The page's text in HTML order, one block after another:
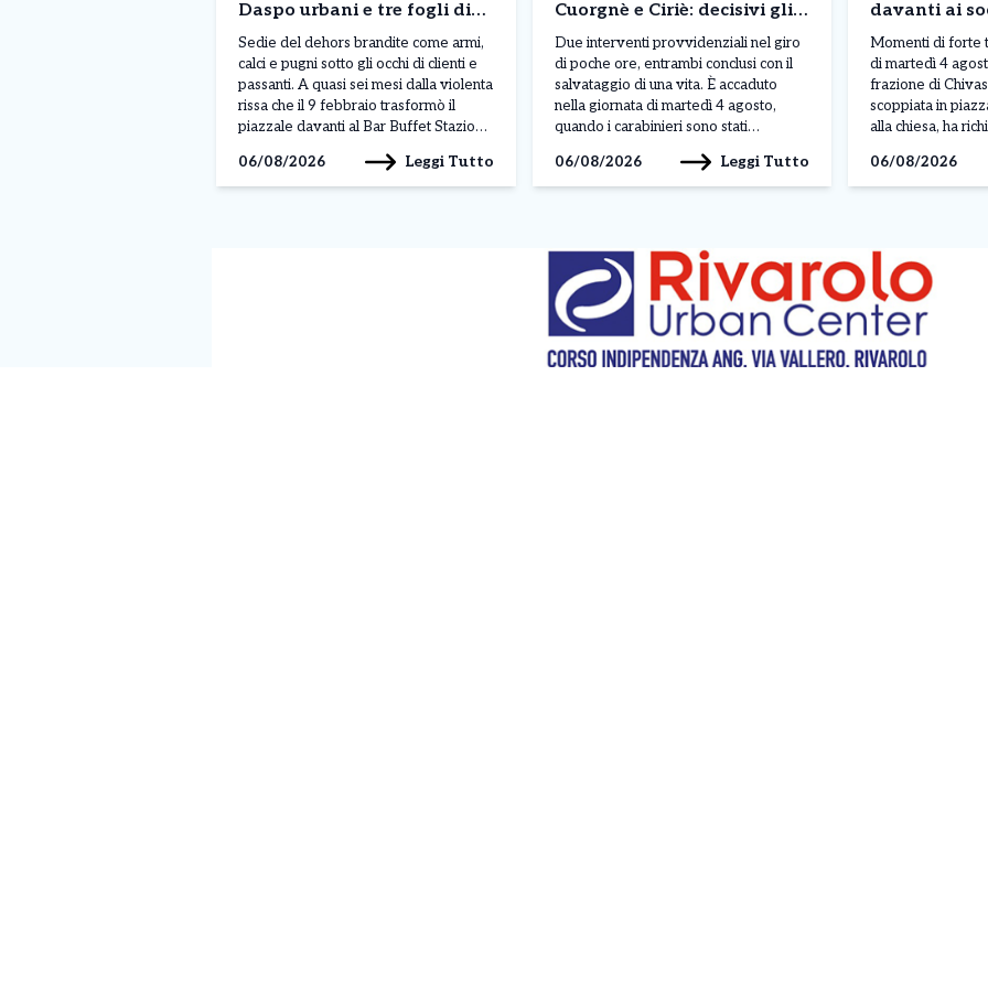
Daspo urbani e tre fogli di
via per sette giovani
Sedie del dehors brandite come armi,
calci e pugni sotto gli occhi di clienti e
passanti. A quasi sei mesi dalla violenta
rissa che il 9 febbraio trasformò il
piazzale davanti al Bar Buffet Stazione
sette giovani sono scattati i
provvedimenti della Questura di
06/08/2026 Leggi Tutto
Cuorgnè e Ciriè: decisivi gli
interventi su un motociclista
e un 76enne
Due interventi provvidenziali nel giro
di poche ore, entrambi conclusi con il
salvataggio di una vita. È accaduto
nella giornata di martedì 4 agosto,
quando i carabinieri sono stati
Cuorgnè e Ciriè, confermando ancora
una volta il ruolo fondamentale svolto
06/08/2026 Leggi Tutto
davanti ai
118
Momenti di forte
di martedì 4
frazione di
scoppiata in
alla chiesa, ha
carabinieri del
radiomobile di
personale
dell’episodio vi
[…]
06/08/2026